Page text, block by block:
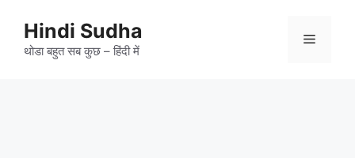
contentHindi Sudha
थोडा बहुत सब कुछ – हिंदी में
Menu